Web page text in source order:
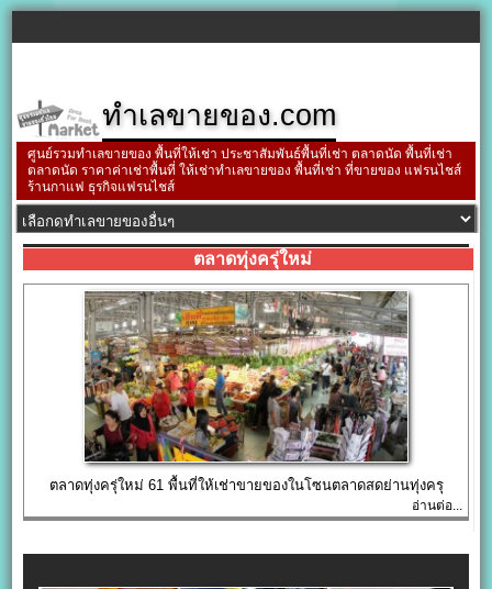
ทำเลขายของ.com
ศูนย์รวมทำเลขายของ พื้นที่ให้เช่า ประชาสัมพันธ์พื้นที่เช่า ตลาดนัด พื้นที่เช่า
ตลาดนัด ราคาค่าเช่าพื้นที่ ให้เช่าทำเลขายของ พื้นที่เช่า ที่ขายของ แฟรนไชส์
ร้านกาแฟ ธุรกิจแฟรนไชส์
ตลาดทุ่งครุ่ใหม่
ตลาดทุ่งครุ่ใหม่ 61 พื้นที่ให้เช่าขายของในโซนตลาดสดย่านทุ่งครุ
อ่านต่อ...